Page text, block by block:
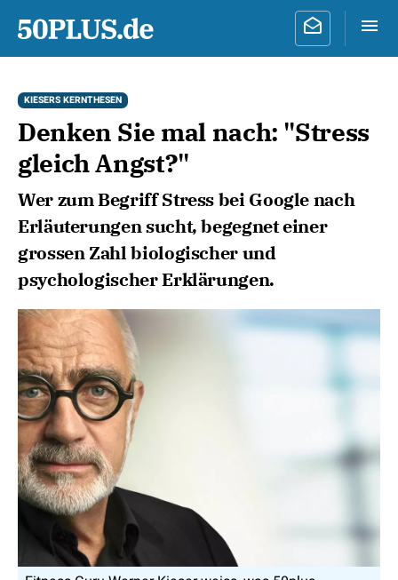
KIESERS KERNTHESEN
Denken Sie mal nach: "Stress
gleich Angst?"
Wer zum Begriff Stress bei Google nach
Erläuterungen sucht, begegnet einer
grossen Zahl biologischer und
psychologischer Erklärungen.